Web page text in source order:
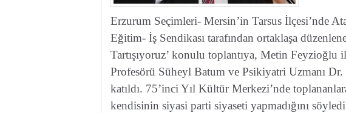
Erzurum Seçimleri- Mersin’in Tarsus İlçesi’nde
Eğitim- İş Sendikası tarafından ortaklaşa
Tartışıyoruz’ konulu toplantıya, Metin
Profesörü Süheyl Batum ve Psikiyatri Uzmanı
katıldı. 75’inci Yıl Kültür Merkezi’nde
kendisinin siyasi parti siyaseti yapmadığını